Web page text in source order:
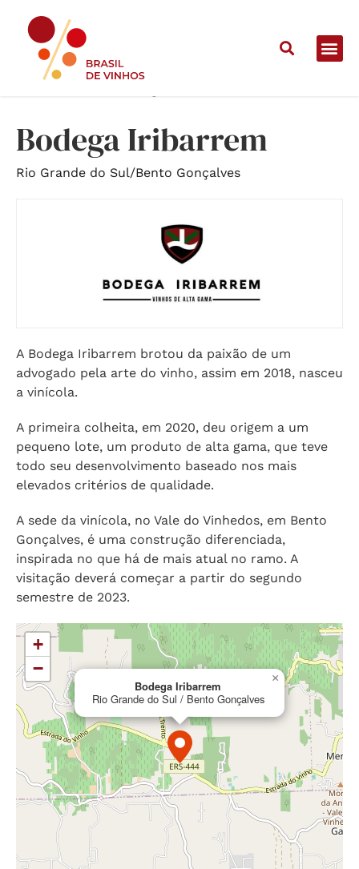
Bodega Iribarrem
Rio Grande do Sul/Bento Gonçalves
A Bodega Iribarrem brotou da paixão de um
advogado pela arte do vinho, assim em 2018, nasceu
a vinícola.
A primeira colheita, em 2020, deu origem a um
pequeno lote, um produto de alta gama, que teve
todo seu desenvolvimento baseado nos mais
elevados critérios de qualidade.
A sede da vinícola, no Vale do Vinhedos, em Bento
Gonçalves, é uma construção diferenciada,
inspirada no que há de mais atual no ramo. A
visitação deverá começar a partir do segundo
semestre de 2023.
Bodega Iribarrem
Rio Grande do Sul / Bento Gonçalves
×
+
−